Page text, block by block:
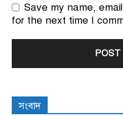
Save my name,
for the next time I
সংবাদ